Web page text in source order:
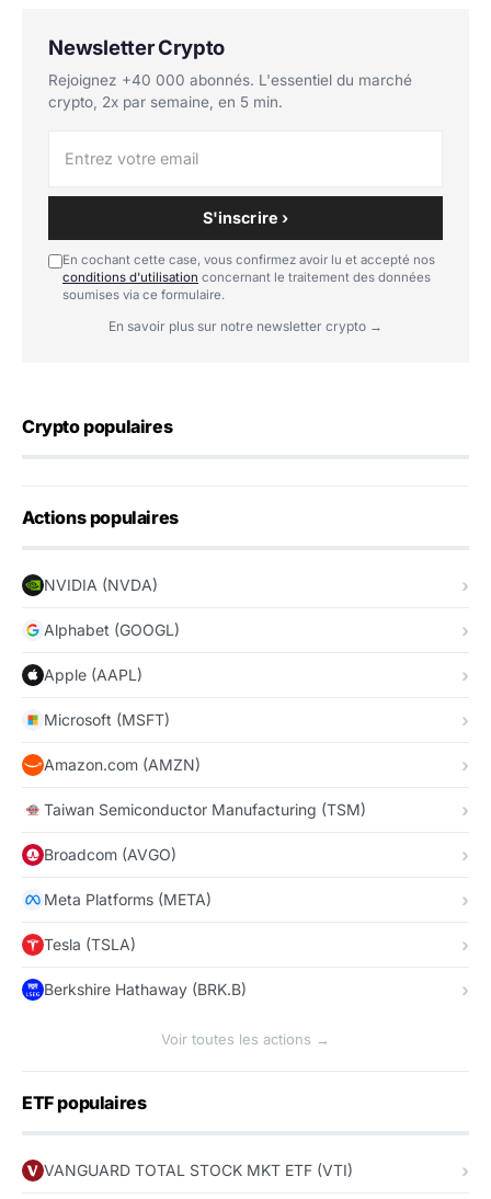
Newsletter Crypto
Rejoignez +40 000 abonnés. L'essentiel du marché
crypto, 2x par semaine, en 5 min.
S'inscrire ›
En cochant cette case, vous confirmez avoir lu et accepté nos
conditions d'utilisation concernant le traitement des données
soumises via ce formulaire.
En savoir plus sur notre newsletter crypto →
Crypto populaires
Actions populaires
NVIDIA (NVDA)
Alphabet (GOOGL)
Apple (AAPL)
Microsoft (MSFT)
Amazon.com (AMZN)
Taiwan Semiconductor Manufacturing (TSM)
Broadcom (AVGO)
Meta Platforms (META)
Tesla (TSLA)
Berkshire Hathaway (BRK.B)
Voir toutes les actions →
ETF populaires
VANGUARD TOTAL STOCK MKT ETF (VTI)